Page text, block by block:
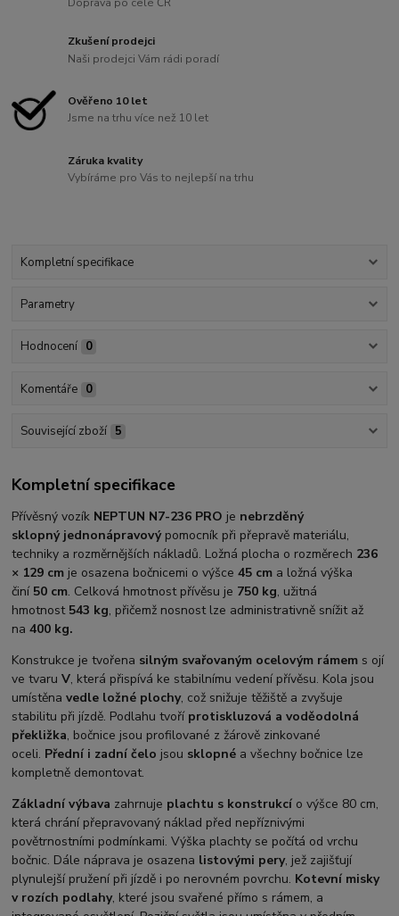
Zkušení prodejci
Naši prodejci Vám rádi poradí
Ověřeno 10 let
Jsme na trhu více než 10 let
Záruka kvality
Vybíráme pro Vás to nejlepší na trhu
Kompletní specifikace
Parametry
Hodnocení 0
Komentáře 0
Související zboží 5
Kompletní specifikace
Přívěsný vozík NEPTUN N7-236 PRO je nebrzděný
sklopný jednonápravový pomocník při přepravě materiálu,
techniky a rozměrnějších nákladů. Ložná plocha o rozměrech 236
× 129 cm je osazena bočnicemi o výšce45 cm a ložná výška
činí 50 cm. Celková hmotnost přívěsu je 750 kg, užitná
hmotnost 543 kg, přičemž nosnost lze administrativně snížit až
na400 kg.
Konstrukce je tvořena silným svařovaným ocelovým rámem s ojí
ve tvaruV, která přispívá ke stabilnímu vedení přívěsu. Kola jsou
umístěnavedle ložné plochy, což snižuje těžiště a zvyšuje
stabilitu při jízdě. Podlahu tvoří protiskluzová a voděodolná
překližka, bočnice jsou profilované z žárově zinkované
oceli. Přední i zadní čelo jsou sklopné a všechny bočnice lze
kompletně demontovat.
Základní výbava zahrnuje plachtu s konstrukcí o výšce 80 cm,
která chrání přepravovaný náklad před nepříznivými
povětrnostními podmínkami. Výška plachty se počítá od vrchu
bočnic. Dále náprava je osazena listovými pery, jež zajišťují
plynulejší pružení při jízdě i po nerovném povrchu. Kotevní misky
v rozích podlahy, které jsou svařené přímo s rámem, a